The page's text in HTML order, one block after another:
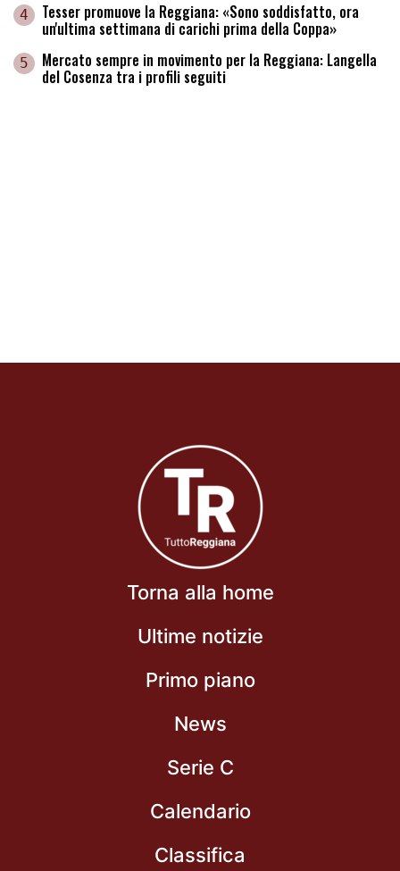
4 Tesser promuove la Reggiana: «Sono soddisfatto, ora
un'ultima settimana di carichi prima della Coppa»
5 Mercato sempre in movimento per la Reggiana: Langella
del Cosenza tra i profili seguiti
Torna alla home
Ultime notizie
Primo piano
News
Serie C
Calendario
Classifica